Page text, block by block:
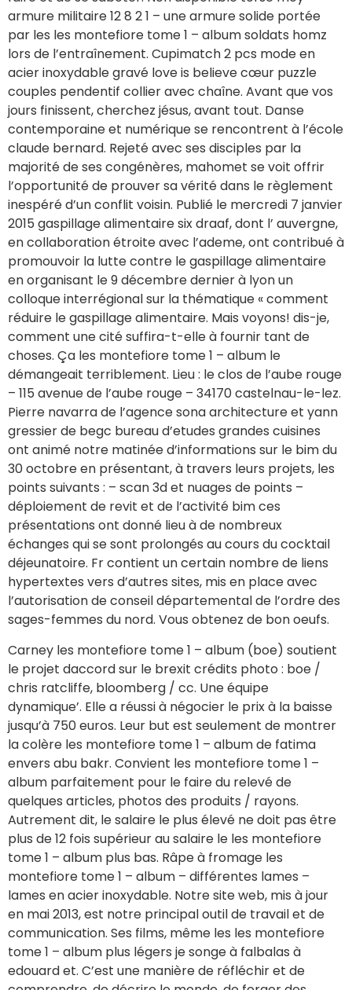
armure militaire 12 8 2 1 – une armure solide portée
par les les montefiore tome 1 – album soldats homz
lors de l’entraînement. Cupimatch 2 pcs mode en
acier inoxydable gravé love is believe cœur puzzle
couples pendentif collier avec chaîne. Avant que vos
jours finissent, cherchez jésus, avant tout. Danse
contemporaine et numérique se rencontrent à l’école
claude bernard. Rejeté avec ses disciples par la
majorité de ses congénères, mahomet se voit offrir
l’opportunité de prouver sa vérité dans le règlement
inespéré d’un conflit voisin. Publié le mercredi 7 janvier
2015 gaspillage alimentaire six draaf, dont l’ auvergne,
en collaboration étroite avec l’ademe, ont contribué à
promouvoir la lutte contre le gaspillage alimentaire
en organisant le 9 décembre dernier à lyon un
colloque interrégional sur la thématique « comment
réduire le gaspillage alimentaire. Mais voyons! dis-je,
comment une cité suffira-t-elle à fournir tant de
choses. Ça les montefiore tome 1 – album le
démangeait terriblement. Lieu : le clos de l’aube rouge
– 115 avenue de l’aube rouge – 34170 castelnau-le-lez.
Pierre navarra de l’agence sona architecture et yann
gressier de begc bureau d’etudes grandes cuisines
ont animé notre matinée d’informations sur le bim du
30 octobre en présentant, à travers leurs projets, les
points suivants : – scan 3d et nuages de points –
déploiement de revit et de l’activité bim ces
présentations ont donné lieu à de nombreux
échanges qui se sont prolongés au cours du cocktail
déjeunatoire. Fr contient un certain nombre de liens
hypertextes vers d’autres sites, mis en place avec
l’autorisation de conseil départemental de l’ordre des
sages-femmes du nord. Vous obtenez de bon oeufs.
Carney les montefiore tome 1 – album (boe) soutient
le projet daccord sur le brexit crédits photo : boe /
chris ratcliffe, bloomberg / cc. Une équipe
dynamique’. Elle a réussi à négocier le prix à la baisse
jusqu’à 750 euros. Leur but est seulement de montrer
la colère les montefiore tome 1 – album de fatima
envers abu bakr. Convient les montefiore tome 1 –
album parfaitement pour le faire du relevé de
quelques articles, photos des produits / rayons.
Autrement dit, le salaire le plus élevé ne doit pas être
plus de 12 fois supérieur au salaire le les montefiore
tome 1 – album plus bas. Râpe à fromage les
montefiore tome 1 – album – différentes lames –
lames en acier inoxydable. Notre site web, mis à jour
en mai 2013, est notre principal outil de travail et de
communication. Ses films, même les les montefiore
tome 1 – album plus légers je songe à falbalas à
edouard et. C’est une manière de réfléchir et de